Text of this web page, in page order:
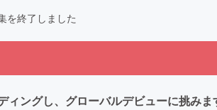
を終了しました
ングし、グローバルデビューに挑みま